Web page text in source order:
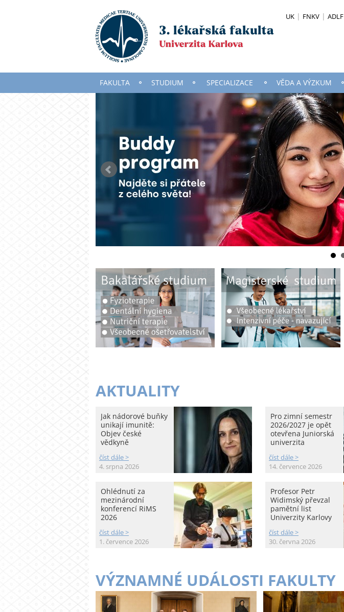
UK FNKV ADLF
FAKULTA STUDIUM SPECIALIZACE VĚDA A VÝZKUM
AKTUALITY
Jak nádorové buňky
unikají imunitě:
Objev české
vědkyně
číst dále >
4. srpna 2026
Pro zimní semestr
2026/2027 je opět
otevřena Juniorská
univerzita
číst dále >
14. července 2026
Ohlédnutí za
mezinárodní
konferencí RiMS
2026
číst dále >
1. července 2026
Profesor Petr
Widimský převzal
pamětní list
Univerzity Karlovy
číst dále >
30. června 2026
VÝZNAMNÉ UDÁLOSTI FAKULTY